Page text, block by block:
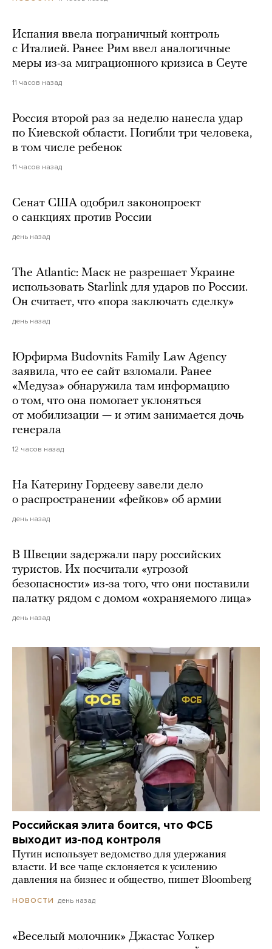
Испания ввела пограничный контроль
с Италией. Ранее Рим ввел аналогичные
меры из-за миграционного кризиса в Сеуте
11 часов назад
Россия второй раз за неделю нанесла удар
по Киевской области. Погибли три человека,
в том числе ребенок
11 часов назад
Сенат США одобрил законопроект
о санкциях против России
день назад
The Atlantic: Маск не разрешает Украине
использовать Starlink для ударов по России.
Он считает, что «пора заключать сделку»
день назад
Юрфирма Budovnits Family Law Agency
заявила, что ее сайт взломали. Ранее
«Медуза» обнаружила там информацию
о том, что она помогает уклоняться
от мобилизации — и этим занимается дочь
генерала
12 часов назад
На Катерину Гордееву завели дело
о распространении «фейков» об армии
день назад
В Швеции задержали пару российских
туристов. Их посчитали «угрозой
безопасности» из-за того, что они поставили
палатку рядом с домом «охраняемого лица»
день назад
Российская элита боится, что ФСБ
выходит из-под контроля
Путин использует ведомство для удержания
власти. И все чаще склоняется к усилению
давления на бизнес и общество, пишет Bloomberg
НОВОСТИ день назад
«Веселый молочник» Джастас Уолкер